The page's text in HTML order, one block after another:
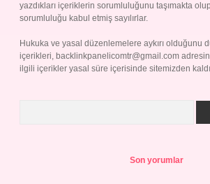
yazdıkları içeriklerin sorumluluğunu taşımakta
sorumluluğu kabul etmiş sayılırlar.
Hukuka ve yasal düzenlemelere aykırı olduğunu
içerikleri, backlinkpanelicomtr@gmail.com
ilgili içerikler yasal süre içerisinde sitemizden
Son yorumlar